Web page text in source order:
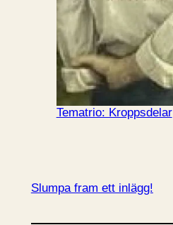
Tematrio: Kroppsdelar
Slumpa fram ett inlägg!